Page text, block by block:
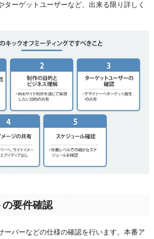
ターゲットユーザーなど、出来る限り詳しく
要件確認
ーバーなどの仕様の確認を行います。本番ア